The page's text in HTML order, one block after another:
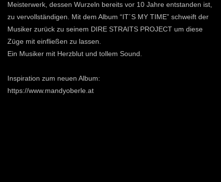
Meisterwerk, dessen Wurzeln bereits vor 10 Jahre entstanden ist,
zu vervollständigen. Mit dem Album “IT´S MY TIME” schweift der
Musiker zurück zu seinem DIRE STRAITS PROJECT um diese
Züge mit einfließen zu lassen.
Ein Musiker mit Herzblut und tollem Sound.
Inspiration zum neuen Album:
https://www.mandyoberle.at